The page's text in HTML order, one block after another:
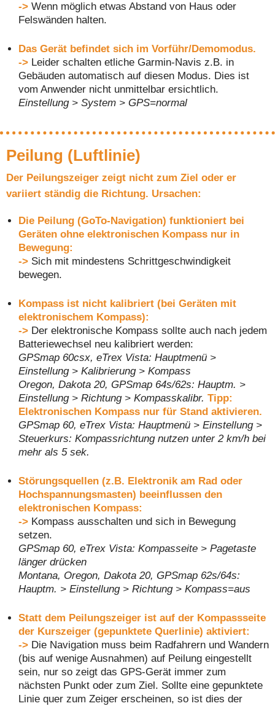
-> Wenn möglich etwas Abstand von Haus oder
Felswänden halten.
Das Gerät befindet sich im Vorführ/Demomodus.
-> Leider schalten etliche Garmin-Navis z.B. in
Gebäuden automatisch auf diesen Modus. Dies ist
vom Anwender nicht unmittelbar ersichtlich.
Einstellung > System > GPS=normal
Peilung (Luftlinie)
Der Peilungszeiger zeigt nicht zum Ziel oder er
variiert ständig die Richtung. Ursachen:
Die Peilung (GoTo-Navigation) funktioniert bei
Geräten ohne elektronischen Kompass nur in
Bewegung:
-> Sich mit mindestens Schrittgeschwindigkeit
bewegen.
Kompass ist nicht kalibriert (bei Geräten mit
elektronischem Kompass):
-> Der elektronische Kompass sollte auch nach jedem
Batteriewechsel neu kalibriert werden:
GPSmap 60csx, eTrex Vista: Hauptmenü >
Einstellung > Kalibrierung > Kompass
Oregon, Dakota 20, GPSmap 64s/62s: Hauptm. >
Einstellung > Richtung > Kompasskalibr. Tipp:
Elektronischen Kompass nur für Stand aktivieren.
GPSmap 60, eTrex Vista: Hauptmenü > Einstellung >
Steuerkurs: Kompassrichtung nutzen unter 2 km/h bei
mehr als 5 sek.
Störungsquellen (z.B. Elektronik am Rad oder
Hochspannungsmasten) beeinflussen den
elektronischen Kompass:
-> Kompass ausschalten und sich in Bewegung
setzen.
GPSmap 60, eTrex Vista: Kompasseite > Pagetaste
länger drücken
Montana, Oregon, Dakota 20, GPSmap 62s/64s:
Hauptm. > Einstellung > Richtung > Kompass=aus
Statt dem Peilungszeiger ist auf der Kompassseite
der Kurszeiger (gepunktete Querlinie) aktiviert:
-> Die Navigation muss beim Radfahrern und Wandern
(bis auf wenige Ausnahmen) auf Peilung eingestellt
sein, nur so zeigt das GPS-Gerät immer zum
nächsten Punkt oder zum Ziel. Sollte eine gepunktete
Linie quer zum Zeiger erscheinen, so ist dies der